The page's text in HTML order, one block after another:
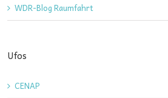
WDR-Blog Raumfahrt
Ufos
CENAP